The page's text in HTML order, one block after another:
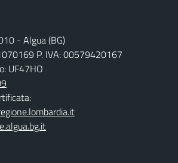
- Algua (BG)
P. IVA: 00579420167
UF47HO